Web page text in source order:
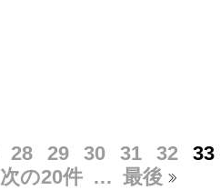
28 29 30 31 32
33
次の20件 … 最後